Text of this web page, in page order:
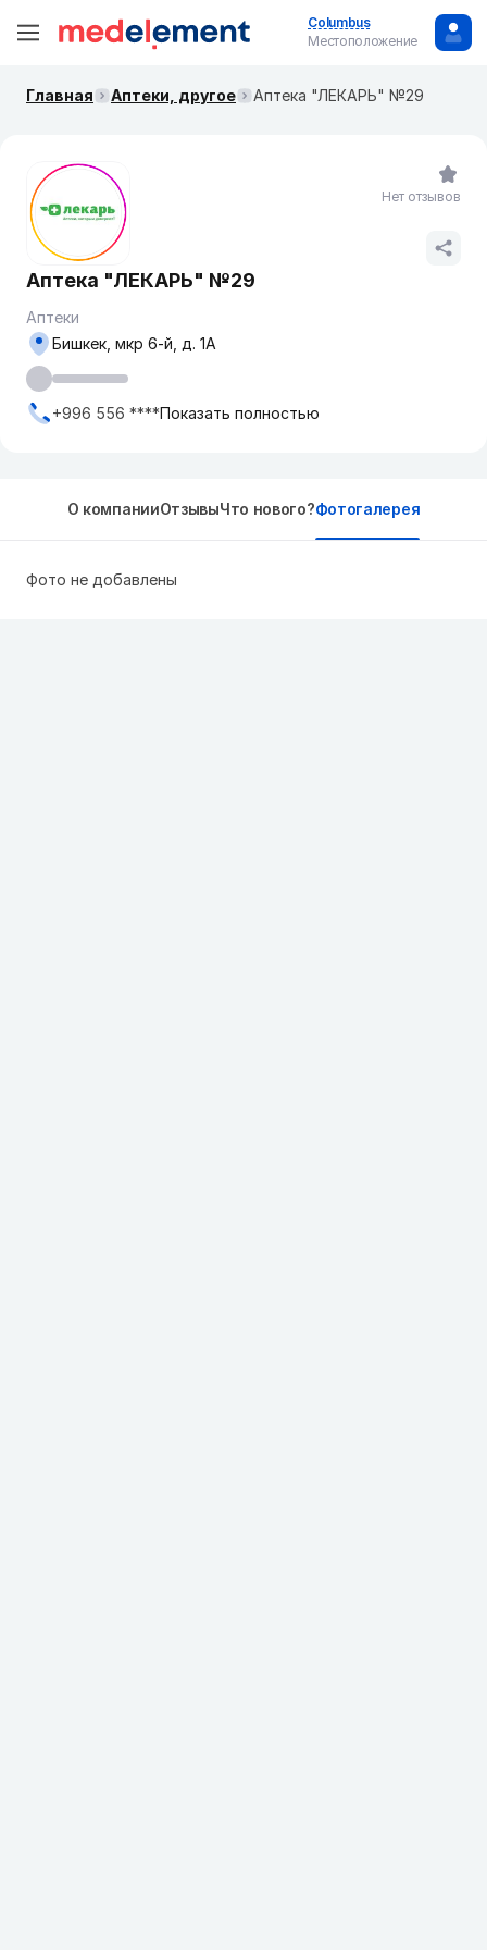
Columbus
Местоположение
Главная Аптеки, другое Аптека "ЛЕКАРЬ" №29
Аптека "ЛЕКАРЬ" №29
Аптеки
Бишкек, мкр ​6-й, д. 1А
+996 556 ****Показать полностью
Нет отзывов
О компанииОтзывыЧто нового?Фотогалерея
Фото не добавлены